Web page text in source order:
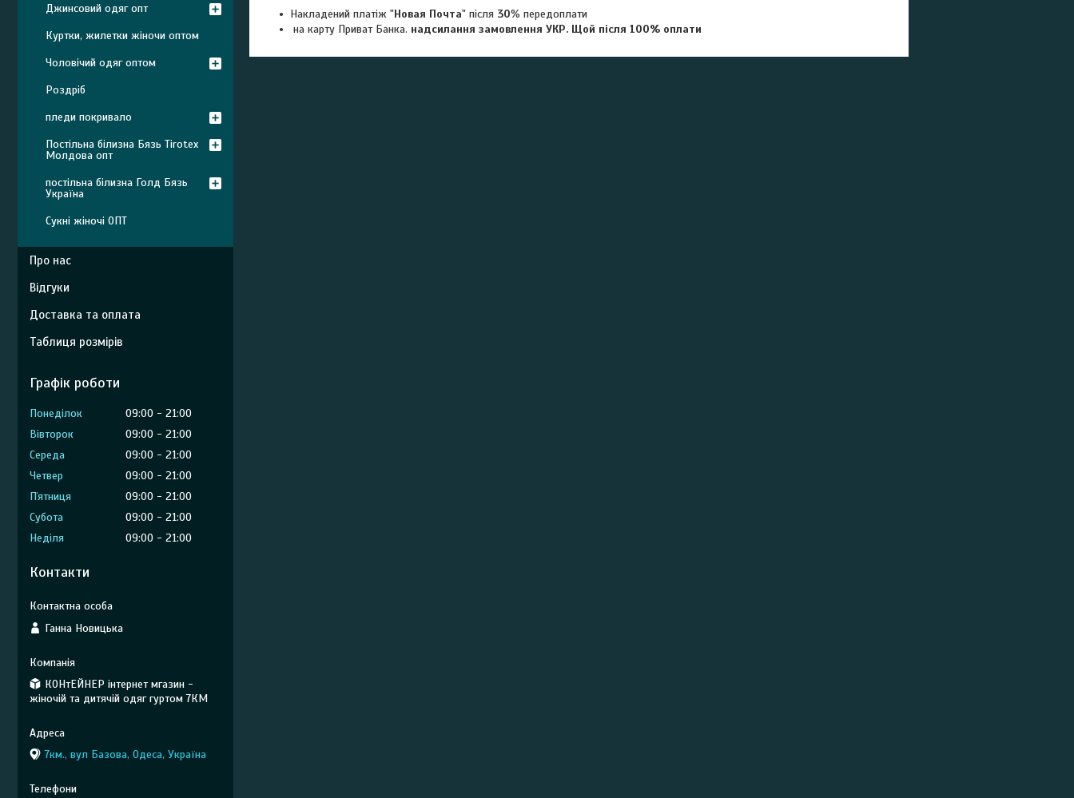
Накладений платіж "Новая Почта" після 30% передоплати
на карту Приват Банка. надсилання замовлення УКР. Щой після 100% оплати
Джинсовий одяг опт
Куртки, жилетки жіночи оптом
Чоловічий одяг оптом
Роздріб
пледи покривало
Постільна білизна Бязь Tirotex
Молдова опт
постільна білизна Голд Бязь
Україна
Сукні жіночі ОПТ
Про нас
Відгуки
Доставка та оплата
Таблиця розмірів
Графік роботи
Понеділок 09:00
21:00
Вівторок
09:00
21:00
Середа
09:00
21:00
Четвер
09:00
21:00
Пʼятниця
09:00
21:00
Субота
09:00
21:00
Неділя
09:00 21:00
Контакти
Ганна Новицька
КОНтЕЙНЕР інтернет мгазин -
жіночій та дитячій одяг гуртом 7КМ
7км., вул Базова, Одеса, Україна